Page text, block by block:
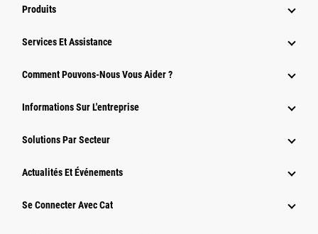
Produits
Services Et Assistance
Comment Pouvons-Nous Vous Aider ?
Informations Sur L'entreprise
Solutions Par Secteur
Actualités Et Événements
Se Connecter Avec Cat